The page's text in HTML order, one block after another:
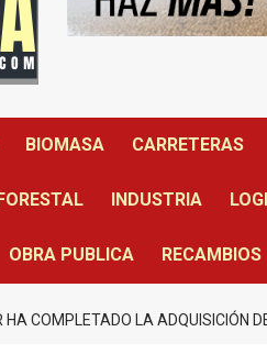
BIOMASA CARRETERAS
INDUSTRIA
OBRA PUBLICA RECAMBIOS
HA COMPLETADO LA ADQUISICIÓN